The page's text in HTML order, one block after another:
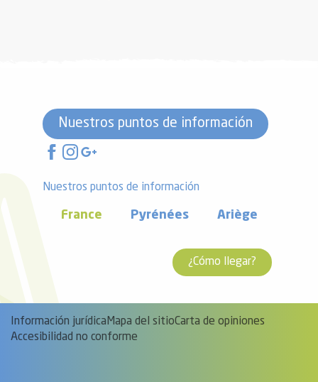
Nuestros puntos de información
Nuestros puntos de información
France Pyrénées Ariège
¿Cómo llegar?
Información jurídicaMapa del sitioCarta de opiniones
Accesibilidad no conforme